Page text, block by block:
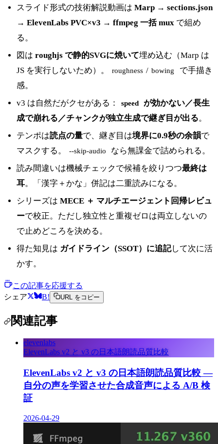
スライド形式の技術解説動画は Marp → sections.json
→ ElevenLabs PVC×v3 → ffmpeg 一括 mux で組め
る。
図は roughjs で静的SVGに焼いて埋め込む（Marp は
JS を実行しないため）。
roughness / bowing
で手描き
感。
v3 は自然だがクセがある：
speed
が効かない／長生
成で崩れる／チャンクが独立生成で継ぎ目が出る。
テンポは読点の量で、継ぎ目は境界に0.9秒の余韻で
マスクする。
--skip-audio
なら無課金で詰められる。
読み間違いは機械チェックで候補を絞りつつ最終は
耳。「漢字＋かな」併記は二重読みになる。
シリーズは MECE ＋ マルチエージェント回帰レビュ
ーで校正。ただし独立性と重複ゼロは両立しないの
で止めどころを決める。
得た知見は ガイドライン（SSOT）に追記して次に活
かす。
この記事を応援する
シェア
B! URL をコピー
関連記事
elevenlabs
ElevenLabs v2 と v3 の日本語朗読品質比較
ElevenLabs v2 と v3 の日本語朗読品質比較 —
自分の声を学習させた合成音声による A/B 検
証
2026-04-29